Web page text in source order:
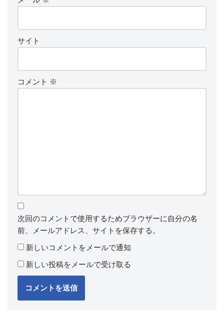
サイト
コメント ※
次回のコメントで使用するためブラウザーに自分の名
前、メールアドレス、サイトを保存する。
新しいコメントをメールで通知
新しい投稿をメールで受け取る